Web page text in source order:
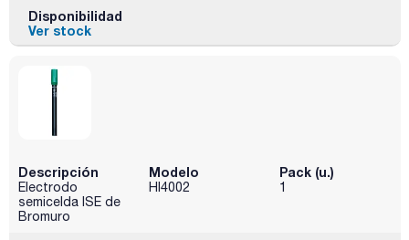
Disponibilidad
Ver stock
Descripción
Electrodo
semicelda ISE de
Bromuro
Modelo
HI4002
Pack (u.)
1